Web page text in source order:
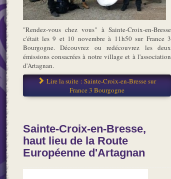
"Rendez-vous chez vous" à Sainte-Croix-en-Bresse
c'était les 9 et 10 novembre à 11h50 sur France 3
Bourgogne. Découvrez ou redécouvrez les deux
émissions consacrées à notre village et à l'association
d'Artagnan.
Lire la suite : Sainte-Croix-en-Bresse sur
France 3 Bourgogne
Sainte-Croix-en-Bresse,
haut lieu de la Route
Européenne d'Artagnan